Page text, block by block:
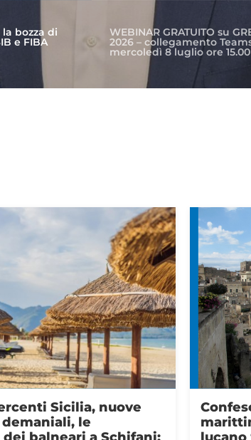
bozza di
e FIBA
WEBINAR GRATUITO su
2026 – collegamento
mercoledì 8 luglio ore 15.00
Matera: demanio
balneare
è il momento di
Harry,